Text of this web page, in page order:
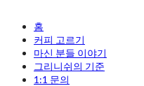
홈
커피 고르기
마신 분들 이야기
그리니쉬의 기준
1:1 문의